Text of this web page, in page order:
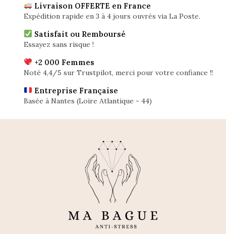
Livraison OFFERTE en France
Expédition rapide en 3 à 4 jours ouvrés via La Poste.
Satisfait ou Remboursé
Essayez sans risque !
+2 000 Femmes
Noté 4,4/5 sur Trustpilot, merci pour votre confiance !!
Entreprise Française
Basée à Nantes (Loire Atlantique - 44)